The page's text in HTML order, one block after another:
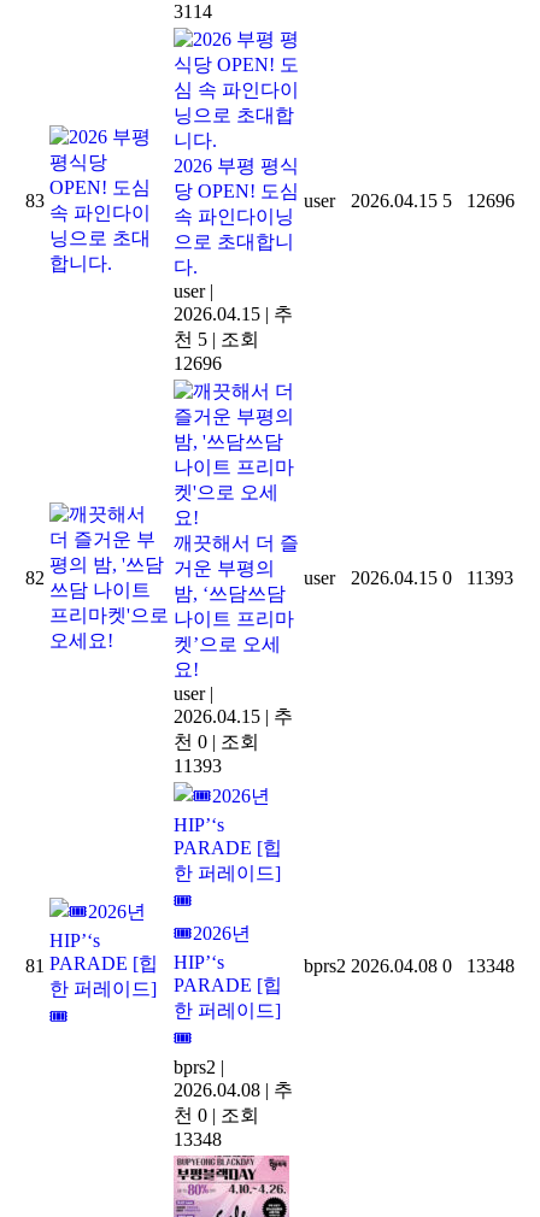
3114
83
2026 부평 평식
당 OPEN! 도심
속 파인다이닝
으로 초대합니
다.
user |
2026.04.15 | 추
천 5 | 조회
12696
user 2026.04.15 5 12696
82
깨끗해서 더 즐
거운 부평의
밤, ‘쓰담쓰담
나이트 프리마
켓’으로 오세
요!
user |
2026.04.15 | 추
천 0 | 조회
11393
user 2026.04.15 0 11393
81
2026년
HIP’‘s
PARADE [힙
한 퍼레이드]
bprs2
2026.04.08
천 0 | 조회
13348
bprs2 2026.04.08 0 13348